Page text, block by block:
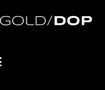
Navigation